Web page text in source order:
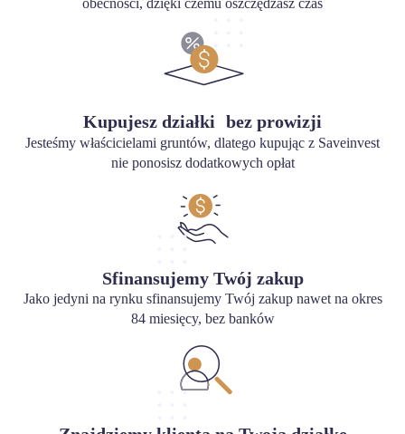
obecności, dzięki czemu oszczędzasz czas
Kupujesz działki bez prowizji
Jesteśmy właścicielami gruntów, dlatego kupując z Saveinvest
nie ponosisz dodatkowych opłat
Sfinansujemy Twój zakup
Jako jedyni na rynku sfinansujemy Twój zakup nawet na okres
84 miesięcy, bez banków